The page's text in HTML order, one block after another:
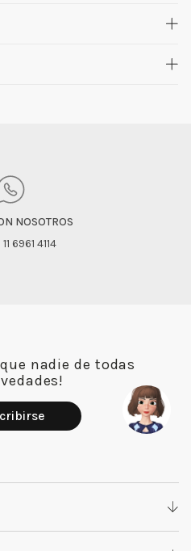
NOSOTROS
6961 4114
nadie de todas